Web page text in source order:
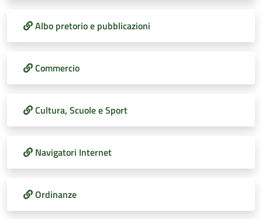
Albo pretorio e pubblicazioni
Commercio
Cultura, Scuole e Sport
Navigatori Internet
Ordinanze